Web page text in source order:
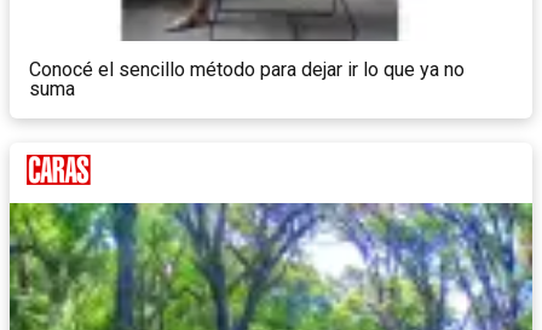
Conocé el sencillo método para dejar ir lo que ya no
suma